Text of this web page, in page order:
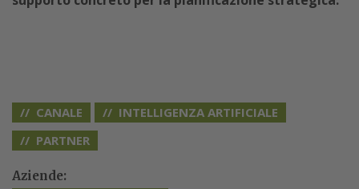
CANALE
INTELLIGENZA ARTIFICIALE
PARTNER
Aziende: